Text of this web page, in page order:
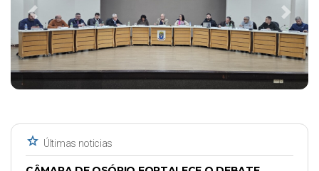
Previous Next
star Últimas noticias